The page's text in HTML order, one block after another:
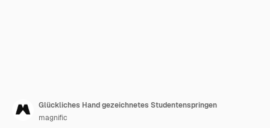
Glückliches Hand gezeichnetes Studentenspringen
magnific